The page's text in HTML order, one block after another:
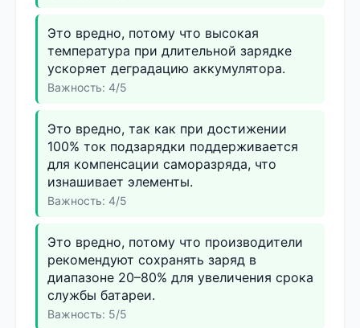
Это вредно, потому что высокая
температура при длительной зарядке
ускоряет деградацию аккумулятора.
Важность: 4/5
Это вредно, так как при достижении
100% ток подзарядки поддерживается
для компенсации саморазряда, что
изнашивает элементы.
Важность: 4/5
Это вредно, потому что производители
рекомендуют сохранять заряд в
диапазоне 20–80% для увеличения срока
службы батареи.
Важность: 5/5